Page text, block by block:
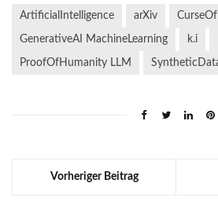
ArtificialIntelligence arXiv
GenerativeAI MachineLearning k.i
ProofOfHumanity LLM
Vorheriger Beitrag